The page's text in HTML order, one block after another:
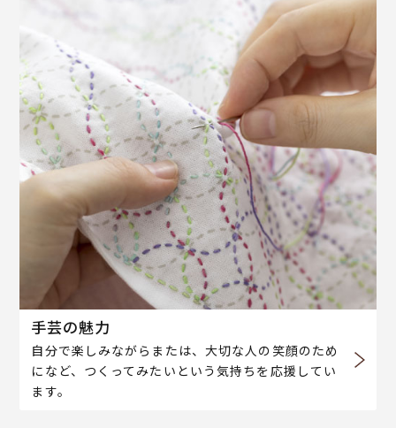
手芸の魅力
自分で楽しみながらまたは、大切な人の笑顔のため
になど、つくってみたいという気持ちを応援してい
ます。